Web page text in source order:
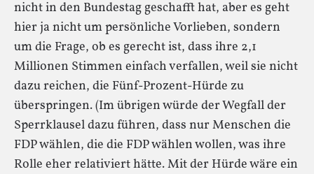
nicht in den Bundestag geschafft hat, aber es geht
hier ja nicht um persönliche Vorlieben, sondern
um die Frage, ob es gerecht ist, dass ihre 2,1
Millionen Stimmen einfach verfallen, weil sie nicht
dazu reichen, die Fünf-Prozent-Hürde zu
überspringen. (Im übrigen würde der Wegfall der
Sperrklausel dazu führen, dass nur Menschen die
FDP wählen, die die FDP wählen wollen, was ihre
Rolle eher relativiert hätte. Mit der Hürde wäre ein